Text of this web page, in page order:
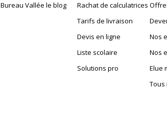
Bureau Vallée le blog
Rachat de calculatrices
Tarifs de livraison
Devis en ligne
Liste scolaire
Solutions pro
Nos
Nos
Elue
Tous